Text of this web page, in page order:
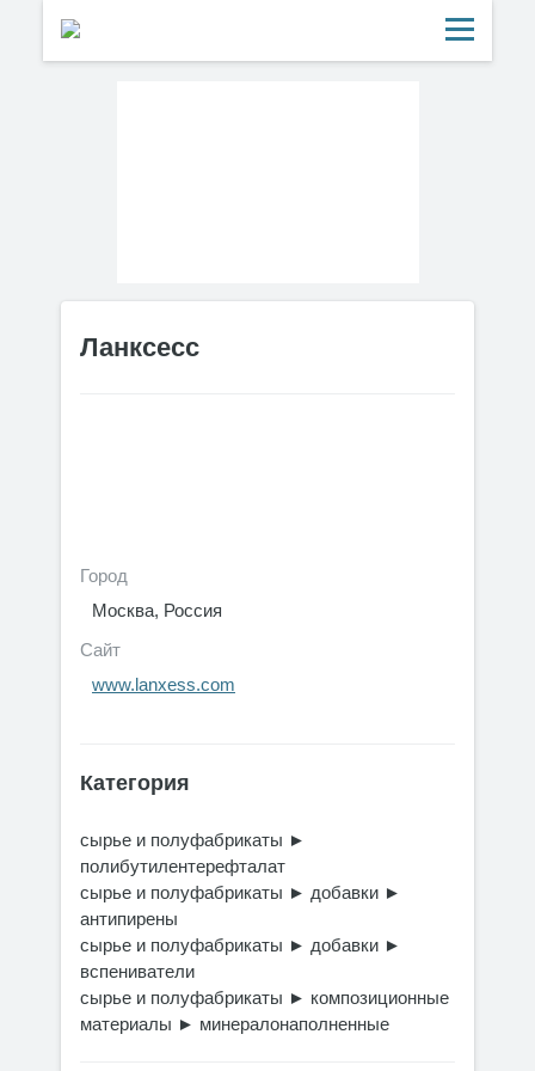
Ланксесс
Город
Москва, Россия
Сайт
www.lanxess.com
Категория
сырье и полуфабрикаты ►
полибутилентерефталат
сырье и полуфабрикаты ► добавки ►
антипирены
сырье и полуфабрикаты ► добавки ►
вспениватели
сырье и полуфабрикаты ► композиционные
материалы ► минералонаполненные